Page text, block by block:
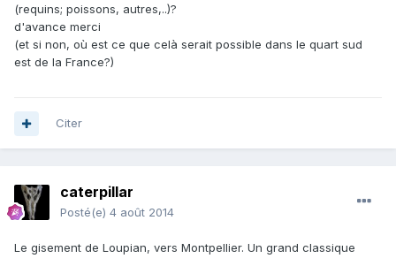
(requins; poissons, autres,..)?
d'avance merci
(et si non, où est ce que celà serait possible dans le quart sud
est de la France?)
Citer
caterpillar
Posté(e) 4 août 2014
Le gisement de Loupian, vers Montpellier. Un grand classique